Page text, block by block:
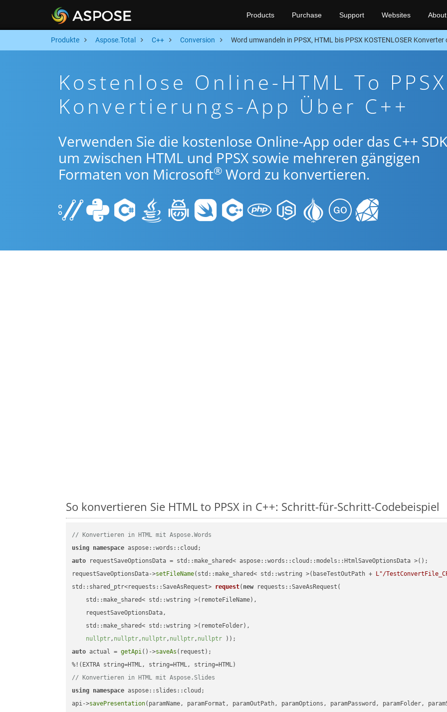
Products Purchase Support Websites About
Produkte Aspose.Total C++ Conversion Word umwandeln in PPSX, HTML bis PPSX KOSTENLOSER Konverter
Kostenlose Online-HTML To
Konvertierungs-App Über C++
Verwenden Sie die kostenlose Online-App oder das C++
um zwischen HTML und PPSX sowie mehreren gängigen
Formaten von Microsoft® Word zu konvertieren.
So konvertieren Sie HTML to PPSX in C++: Schritt-für-Schritt-Codebeispiel
// Konvertieren in HTML mit Aspose.Words
using namespace
auto requestSaveOptionsData = std::make_shared< aspose::words::cloud::models::HtmlSaveOptionsData >();
requestSaveOptionsData->setFileName(std::make_shared< std::wstring >(baseTestOutPath + L"/
std::shared_ptr<requests::SaveAsRequest> request( new requests::SaveAsRequest(
    std::make_shared< std::wstring >(remoteFileName),
    requestSaveOptionsData,
    std::make_shared< std::wstring >(remoteFolder),
nullptr, nullptr, nullptr, nullptr, nullptr ))
auto actual = getApi()->saveAs (request);
// Konvertieren in HTML mit Aspose.Slides
using namespace aspose::slides::cloud;
api->savePresentation(paramName, paramFormat, paramOutPath, paramOptions, paramPassword, paramFolder,